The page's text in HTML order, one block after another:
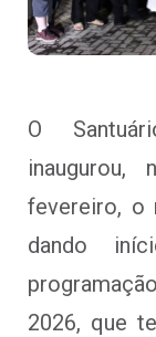
O
fevereiro, o
dando
2026, que